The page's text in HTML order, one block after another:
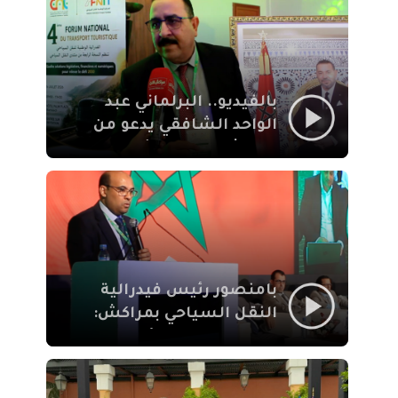
الإيمان
بالفيديو.. البرلماني عبد
الواحد الشافقي يدعو من
النقل السياحي لمواكبة
بامنصور رئيس فيدرالية
النقل السياحي بمراكش:
والاصلاح التشريعي
ركيزتان أساسيتان لكسب